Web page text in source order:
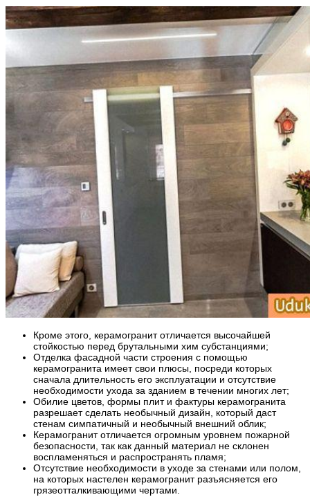
Кроме этого, керамогранит отличается высочайшей
стойкостью перед брутальными хим субстанциями;
Отделка фасадной части строения с помощью
керамогранита имеет свои плюсы, посреди которых
сначала длительность его эксплуатации и отсутствие
необходимости ухода за зданием в течении многих лет;
Обилие цветов, формы плит и фактуры керамогранита
разрешает сделать необычный дизайн, который даст
стенам симпатичный и необычный внешний облик;
Керамогранит отличается огромным уровнем пожарной
безопасности, так как данный материал не склонен
воспламеняться и распространять пламя;
Отсутствие необходимости в уходе за стенами или полом,
на которых настелен керамогранит разъясняется его
грязеотталкивающими чертами.